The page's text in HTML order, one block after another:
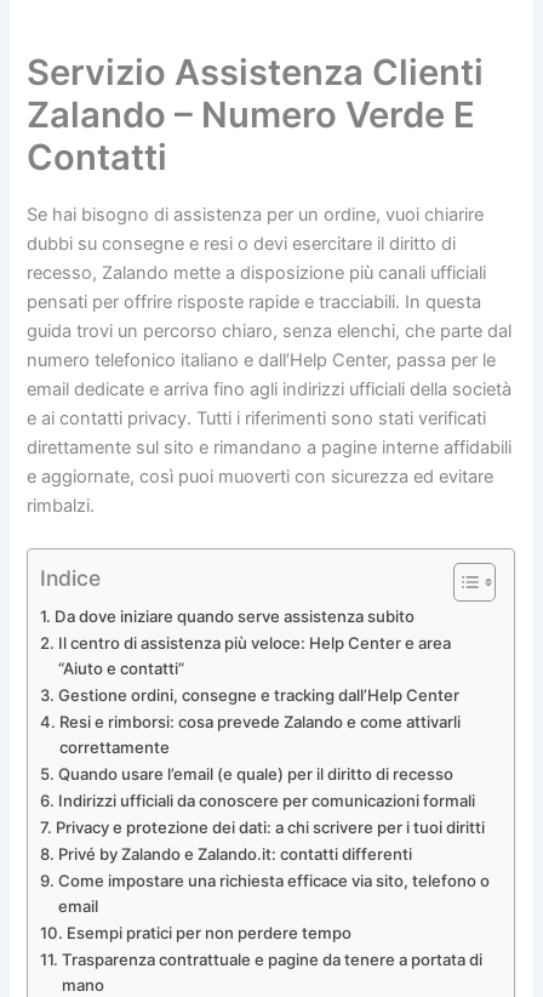
Servizio Assistenza Clienti
Zalando – Numero Verde E
Contatti
Se hai bisogno di assistenza per un ordine, vuoi chiarire
dubbi su consegne e resi o devi esercitare il diritto di
recesso, Zalando mette a disposizione più canali ufficiali
pensati per offrire risposte rapide e tracciabili. In questa
guida trovi un percorso chiaro, senza elenchi, che parte dal
numero telefonico italiano e dall’Help Center, passa per le
email dedicate e arriva fino agli indirizzi ufficiali della società
e ai contatti privacy. Tutti i riferimenti sono stati verificati
direttamente sul sito e rimandano a pagine interne affidabili
e aggiornate, così puoi muoverti con sicurezza ed evitare
rimbalzi.
Indice
Da dove iniziare quando serve assistenza subito
Il centro di assistenza più veloce: Help Center e area
“Aiuto e contatti”
Gestione ordini, consegne e tracking dall’Help Center
Resi e rimborsi: cosa prevede Zalando e come attivarli
correttamente
Quando usare l’email (e quale) per il diritto di recesso
Indirizzi ufficiali da conoscere per comunicazioni formali
Privacy e protezione dei dati: a chi scrivere per i tuoi diritti
Privé by Zalando e Zalando.it: contatti differenti
Come impostare una richiesta efficace via sito, telefono o
email
Esempi pratici per non perdere tempo
Trasparenza contrattuale e pagine da tenere a portata di
mano